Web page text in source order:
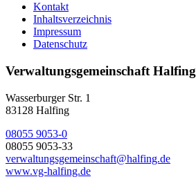
Kontakt
Inhaltsverzeichnis
Impressum
Datenschutz
Verwaltungsgemeinschaft Halfing
Wasserburger Str. 1
83128 Halfing
08055 9053-0
08055 9053-33
verwaltungsgemeinschaft@halfing.de
www.vg-halfing.de